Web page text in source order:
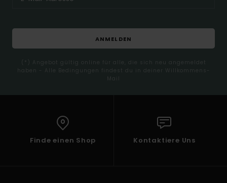
ANMELDEN
(*) Angebot gültig online für alle, die sich neu angemeldet
haben - Alle Bedingungen findest du in deiner Willkommens-
Mail
Finde einen Shop Kontaktiere Uns